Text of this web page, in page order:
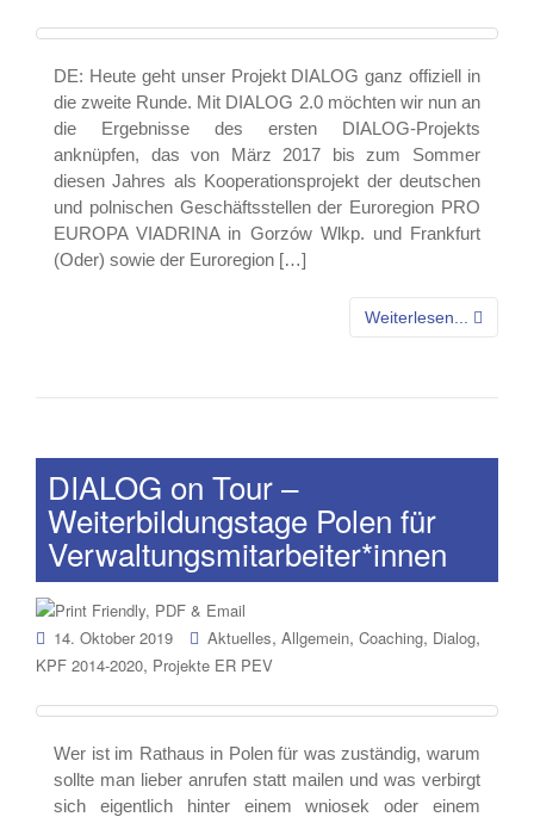
DE: Heute geht unser Projekt DIALOG ganz offiziell in
die zweite Runde. Mit DIALOG 2.0 möchten wir nun an
die Ergebnisse des ersten DIALOG-Projekts
anknüpfen, das von März 2017 bis zum Sommer
diesen Jahres als Kooperationsprojekt der deutschen
und polnischen Geschäftsstellen der Euroregion PRO
EUROPA VIADRINA in Gorzów Wlkp. und Frankfurt
(Oder) sowie der Euroregion […]
Weiterlesen...
DIALOG on Tour –
Weiterbildungstage Polen für
Verwaltungsmitarbeiter*innen
14. Oktober 2019 Aktuelles, Allgemein, Coaching, Dialog,
KPF 2014-2020, Projekte ER PEV
Wer ist im Rathaus in Polen für was zuständig, warum
sollte man lieber anrufen statt mailen und was verbirgt
sich eigentlich hinter einem wniosek oder einem